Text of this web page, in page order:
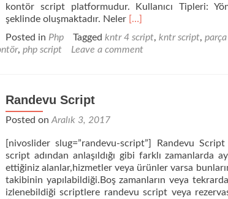
kontör script platformudur. Kullanıcı Tipleri:
şeklinde oluşmaktadır. Neler Read
about
Parça
[…]
Posted in Php Tagged kntr 4 script, kntr script,
, php script Leave a comment
Randevu Script
Posted on Aralık 3, 2017
[nivoslider slug=”randevu-script”] Randevu
script adından anlaşıldığı gibi farklı zamanlarda
ettiğiniz alanlar,hizmetler veya ürünler varsa
takibinin yapılabildiği.Boş zamanların veya
izlenebildiği scriptlere randevu script veya